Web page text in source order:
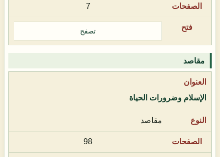
7
تصفح
مقاصد
الإسلام وضرورات الحياة
مقاصد
98